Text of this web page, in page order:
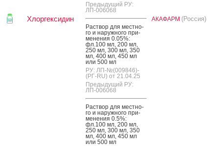
Хлоргексидин
Предыдущий РУ:
ЛП-006068
Рас­твор для мес­тно­
го и на­руж­но­го при­
мене­ния 0.05%:
фл.100 мл, 200 мл,
250 мл, 300 мл, 350
мл, 400 мл, 450 мл
или 500 мл
РУ: ЛП-№(009846)-
(РГ-RU) от 21.04.25
Предыдущий РУ:
ЛП-006068
Рас­твор для мес­тно­
го и на­руж­но­го при­
мене­ния 0.5%:
фл.100 мл, 200 мл,
250 мл, 300 мл, 350
мл, 400 мл, 450 мл
или 500 мл
АКАФАРМ (Россия)